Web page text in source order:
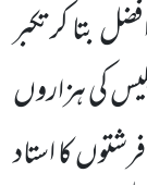
بتا کر تکبر
کی ہزاروں
کا استاد